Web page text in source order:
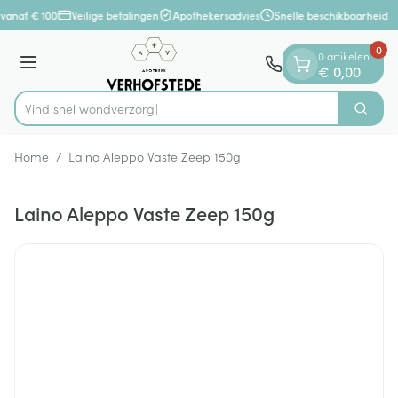
Ga naar de inhoud
1 van 1
€ 100 Veilige betalingen Apothekersadvies Snelle beschikbaarheid
Menu
Product, merk, categorie...
Vind snel w Zoek
0 artikelen
€ 0,00
0
Home / Laino Aleppo Vaste Zeep 150g
Laino Aleppo Vaste Zeep 150g